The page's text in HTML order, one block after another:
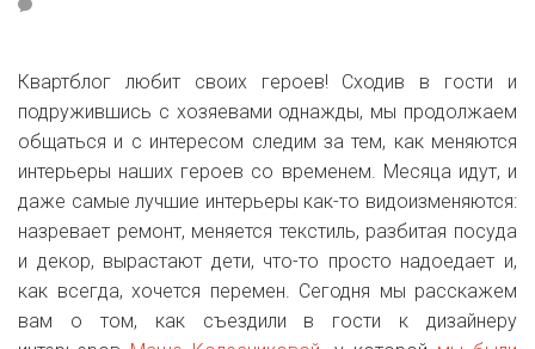
Квартблог любит своих героев! Сходив в гости и
подружившись с хозяевами однажды, мы продолжаем
общаться и с интересом следим за тем, как меняются
интерьеры наших героев со временем. Месяца идут, и
даже самые лучшие интерьеры как-то видоизменяются:
назревает ремонт, меняется текстиль, разбитая посуда
и декор, вырастают дети, что-то просто надоедает и,
как всегда, хочется перемен. Сегодня мы расскажем
вам о том, как съездили в гости к дизайнеру